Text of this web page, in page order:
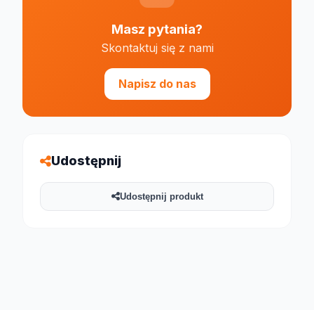
Masz pytania?
Skontaktuj się z nami
Napisz do nas
Udostępnij
Udostępnij produkt